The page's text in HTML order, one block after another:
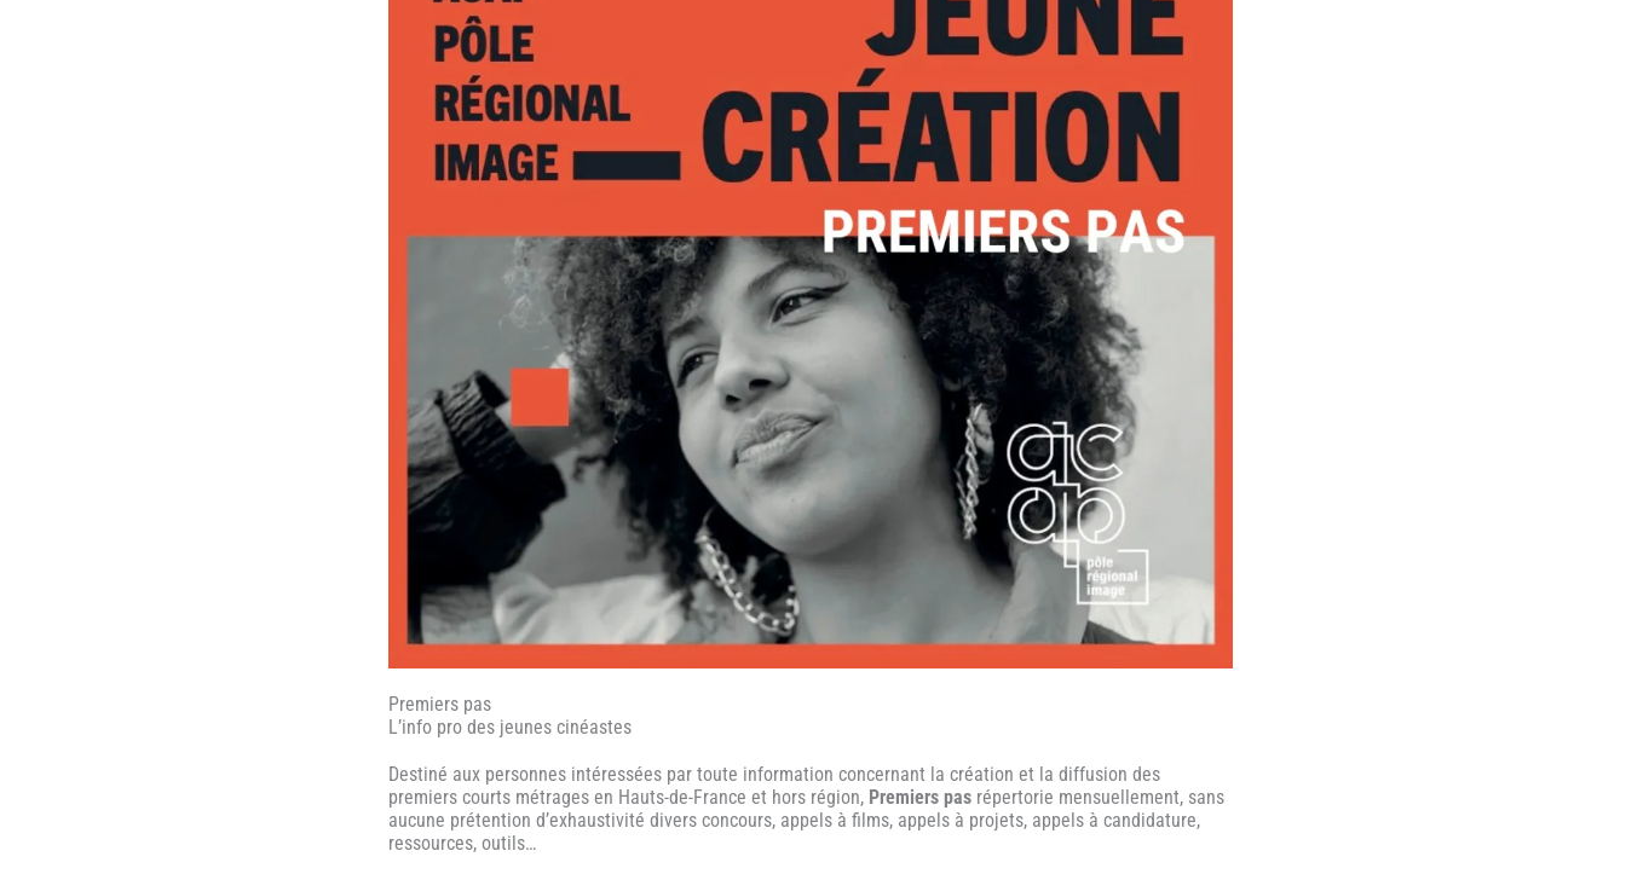
Premiers pas
L’info pro des jeunes cinéastes
Destiné aux personnes intéressées par toute information concernant la création et la diffusion des
premiers courts métrages en Hauts-de-France et hors région, Premiers pas répertorie mensuellement, sans
aucune prétention d’exhaustivité divers concours, appels à films, appels à projets, appels à candidature,
ressources, outils…